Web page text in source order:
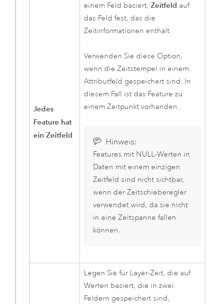
Jedes
Feature hat
ein Zeitfeld
einem Feld basiert,Zeitfeld auf
das Feld fest, das die
Zeitinformationen enthält.
Verwenden Sie diese Option,
wenn die Zeitstempel in einem
Attributfeld gespeichert sind. In
diesem Fall ist das Feature zu
einem Zeitpunkt vorhanden.
Hinweis:
Features mit NULL-Werten in
Daten mit einem einzigen
Zeitfeld sind nicht sichtbar,
wenn der Zeitschieberegler
verwendet wird, da sie nicht
in eine Zeitspanne fallen
können.
Legen Sie für Layer-Zeit, die auf
Werten basiert, die in zwei
Feldern gespeichert sind,